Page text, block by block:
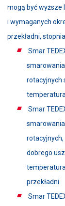
mogą być wyższe
i wymaganych
przekładni,
Smar
rotacyjnych
Smar
dobrego
przekładni
Smar